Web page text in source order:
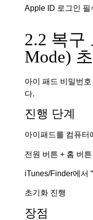
Apple ID 로그인 필
2.2 복구
Mode)
아이 패드 비밀번
다.
진행 단계
아이패드를 컴퓨터
전원 버튼 + 홈 버
iTunes/Finder에서
초기화 진행
장점